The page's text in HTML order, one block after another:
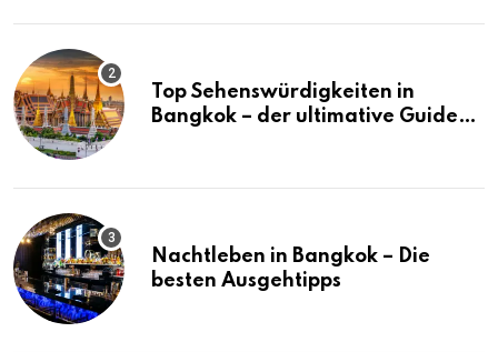
Top Sehenswürdigkeiten in
Bangkok – der ultimative Guide
Nachtleben in Bangkok – Die
besten Ausgehtipps